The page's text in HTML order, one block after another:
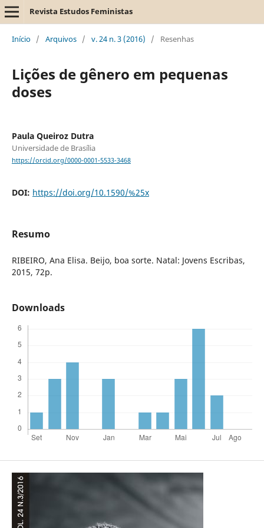
Revista Estudos Feministas
Início / Arquivos / v. 24 n. 3 (2016) / Resenhas
Lições de gênero em pequenas
doses
Paula Queiroz Dutra
Universidade de Brasília
https://orcid.org/0000-0001-5533-3468
DOI: https://doi.org/10.1590/%25x
Resumo
RIBEIRO, Ana Elisa. Beijo, boa sorte. Natal: Jovens Escribas,
2015, 72p.
Downloads